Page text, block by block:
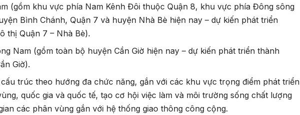
(gồm khu vực phía Nam Kênh Đôi thuộc Quận 8, khu vực phía Đông sông
Bình Chánh, Quận 7 và huyện Nhà Bè hiện nay – dự kiến phát triển
thị Quận 7 – Nhà Bè).
Nam (gồm toàn bộ huyện Cần Giờ hiện nay – dự kiến phát triển thành
Giờ).
trúc theo hướng đa chức năng, gắn với các khu vực trọng điểm phát triển
quốc gia và quốc tế, tạo cơ hội việc làm và môi trường sống chất lượng
các phân vùng gắn với hệ thống giao thông công cộng.